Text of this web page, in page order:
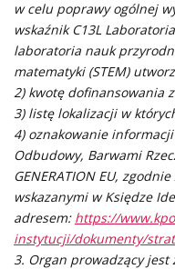
w celu poprawy ogólnej
wskaźnik C13L
laboratoria nauk
matematyki (STEM)
2) kwotę dofinansowania z
3) listę lokalizacji w
4) oznakowanie
Odbudowy, Barwami
GENERATION EU,
wskazanymi w Księdze
adresem: https://
instytucji/dokumenty/
3. Organ prowadzący